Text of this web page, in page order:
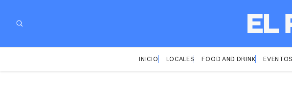
INICIO LOCALES FOOD AND DRINK EVENTOS